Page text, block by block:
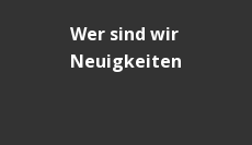
Wer sind wir
Neuigkeiten